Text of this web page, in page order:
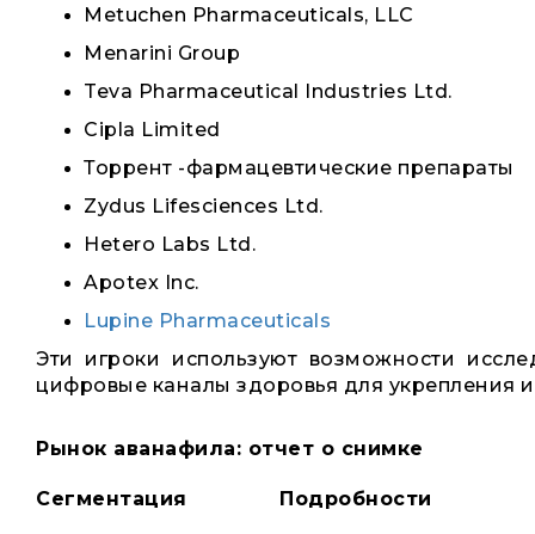
Metuchen Pharmaceuticals, LLC
Menarini Group
Teva Pharmaceutical Industries Ltd.
Cipla Limited
Торрент -фармацевтические препараты
Zydus Lifesciences Ltd.
Hetero Labs Ltd.
Apotex Inc.
Lupine Pharmaceuticals
Эти игроки используют возможности
цифровые каналы здоровья для укрепления
Рынок аванафила: отчет о снимке
Сегментация Подробности